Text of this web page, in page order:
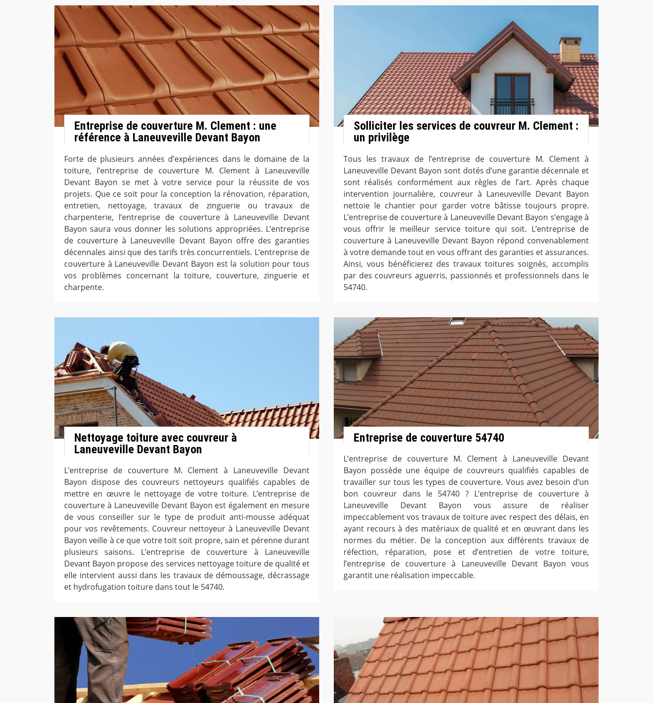
Entreprise de couverture M. Clement : une
référence à Laneuveville Devant Bayon
Forte de plusieurs années d’expériences dans le domaine de la
toiture, l’entreprise de couverture M. Clement à Laneuveville
Devant Bayon se met à votre service pour la réussite de vos
projets. Que ce soit pour la conception la rénovation, réparation,
entretien, nettoyage, travaux de zinguerie ou travaux de
charpenterie, l’entreprise de couverture à Laneuveville Devant
Bayon saura vous donner les solutions appropriées. L’entreprise
de couverture à Laneuveville Devant Bayon offre des garanties
décennales ainsi que des tarifs très concurrentiels. L’entreprise de
couverture à Laneuveville Devant Bayon est la solution pour tous
vos problèmes concernant la toiture, couverture, zinguerie et
charpente.
Solliciter les services de couvreur M. Clement :
un privilège
Tous les travaux de l’entreprise de couverture M. Clement à
Laneuveville Devant Bayon sont dotés d’une garantie décennale et
sont réalisés conformément aux règles de l’art. Après chaque
intervention journalière, couvreur à Laneuveville Devant Bayon
nettoie le chantier pour garder votre bâtisse toujours propre.
L’entreprise de couverture à Laneuveville Devant Bayon s’engage à
vous offrir le meilleur service toiture qui soit. L’entreprise de
couverture à Laneuveville Devant Bayon répond convenablement
à votre demande tout en vous offrant des garanties et assurances.
Ainsi, vous bénéficierez des travaux toitures soignés, accomplis
par des couvreurs aguerris, passionnés et professionnels dans le
54740.
Nettoyage toiture avec couvreur à
Laneuveville Devant Bayon
L’entreprise de couverture M. Clement à Laneuveville Devant
Bayon dispose des couvreurs nettoyeurs qualifiés capables de
mettre en œuvre le nettoyage de votre toiture. L’entreprise de
couverture à Laneuveville Devant Bayon est également en mesure
de vous conseiller sur le type de produit anti-mousse adéquat
pour vos revêtements. Couvreur nettoyeur à Laneuveville Devant
Bayon veille à ce que votre toit soit propre, sain et pérenne durant
plusieurs saisons. L’entreprise de couverture à Laneuveville
Devant Bayon propose des services nettoyage toiture de qualité et
elle intervient aussi dans les travaux de démoussage, décrassage
et hydrofugation toiture dans tout le 54740.
Entreprise de couverture 54740
L’entreprise de couverture M. Clement à Laneuveville Devant
Bayon possède une équipe de couvreurs qualifiés capables de
travailler sur tous les types de couverture. Vous avez besoin d’un
bon couvreur dans le 54740 ? L’entreprise de couverture à
Laneuveville Devant Bayon vous assure de réaliser
impeccablement vos travaux de toiture avec respect des délais, en
ayant recours à des matériaux de qualité et en œuvrant dans les
normes du métier. De la conception aux différents travaux de
réfection, réparation, pose et d’entretien de votre toiture,
l’entreprise de couverture à Laneuveville Devant Bayon vous
garantit une réalisation impeccable.